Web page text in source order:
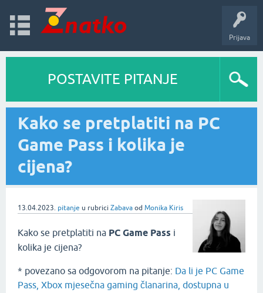
Prijava
POSTAVITE PITANJE
Kako se pretplatiti na PC
Game Pass i kolika je
cijena?
13.04.2023. pitanje u rubrici Zabava od Monika Kiris
Kako se pretplatiti na PC Game Pass i
kolika je cijena?
* povezano sa odgovorom na pitanje: Da li je PC Game
Pass, Xbox mjesečna gaming članarina, dostupna u